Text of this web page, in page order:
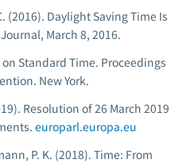
(2016). Daylight Saving Time Is
, March 8, 2016.
on Standard Time. Proceedings
. New York.
Resolution of 26 March 2019
europarl.europa.eu
P. K. (2018). Time: From